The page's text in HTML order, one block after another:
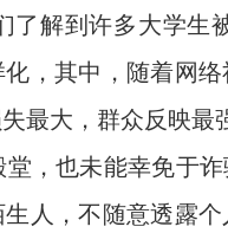
到许多大学生被
，其中，随着网
最大，群众反映最
也未能幸免于诈
人，不随意透露